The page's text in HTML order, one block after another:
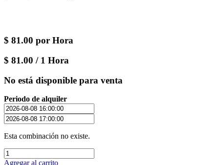
$ 81.00 por Hora
$ 81.00 / 1 Hora
No está disponible para venta
Periodo de alquiler
Esta combinación no existe.
Agregar al carrito